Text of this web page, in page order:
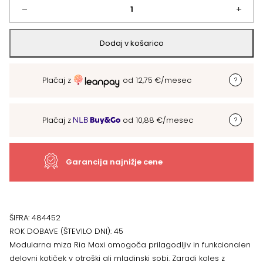
–
Modularna
miza
Ria
+
Dodaj v košarico
Plačaj z od 12,75 €/mesec
Plačaj z od 10,88 €/mesec
Garancija najnižje cene
ŠIFRA: 484452
ROK DOBAVE (ŠTEVILO DNI): 45
Modularna miza Ria Maxi omogoča prilagodljiv in funkcionalen
delovni kotiček v otroški ali mladinski sobi. Zaradi koles z